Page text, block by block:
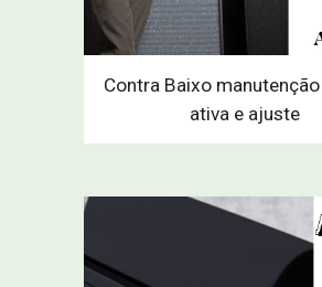
Contra Baixo
ativa e ajuste